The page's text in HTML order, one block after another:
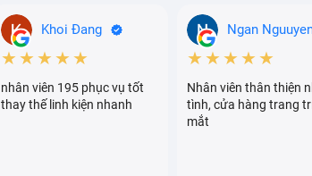
Khoi Đang
★★★★★
nhân viên 195 phục vụ tốt
thay thế linh kiện nhanh
Ngan
★★★★★
Nhân viên thân thiện
tình, cửa hàng trang
mắt